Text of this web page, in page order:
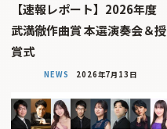
【速報レポート】2026年度
武満徹作曲賞 本選演奏会＆授
賞式
NEWS 2026年7月13日